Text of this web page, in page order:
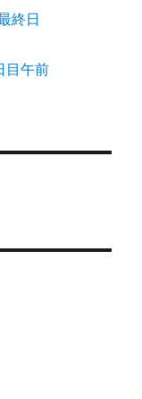
終日
目午前